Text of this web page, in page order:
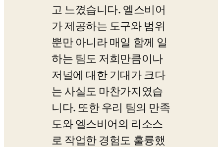
고 느꼈습니다. 엘스비어
가 제공하는 도구와 범위
뿐만 아니라 매일 함께 일
하는 팀도 저희만큼이나
저널에 대한 기대가 크다
는 사실도 마찬가지였습
니다. 또한 우리 팀의 만족
도와 엘스비어의 리소스
로 작업한 경험도 훌륭했